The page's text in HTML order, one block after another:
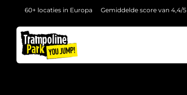
TERUG
60+ locaties in Europa Gemiddelde score van 4,4/5